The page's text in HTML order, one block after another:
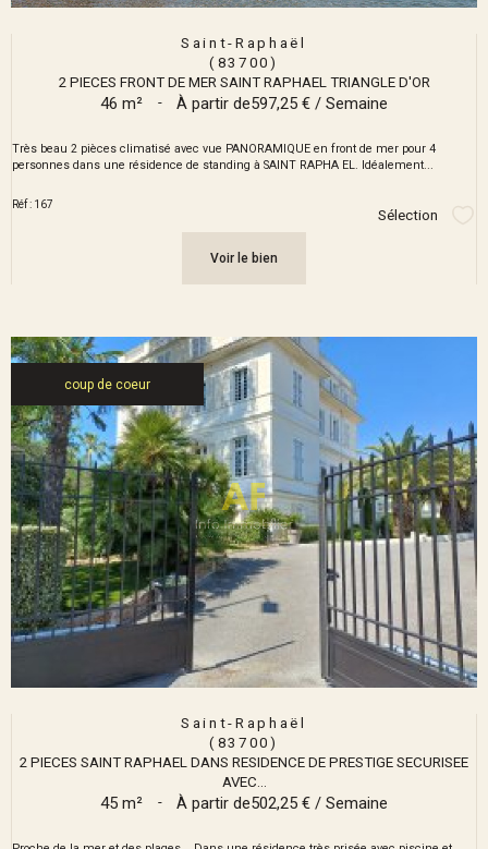
Saint-Raphaël
(83700)
2 PIECES FRONT DE MER SAINT RAPHAEL TRIANGLE D'OR
46 m² - À partir de597,25 € / Semaine
Très beau 2 pièces climatisé avec vue PANORAMIQUE en front de mer pour 4
personnes dans une résidence de standing à SAINT RAPHA EL. Idéalement...
Réf : 167
Sélection
Voir le bien
coup de coeur
Saint-Raphaël
(83700)
2 PIECES SAINT RAPHAEL DANS RESIDENCE DE PRESTIGE SECURISEE
AVEC...
45 m² - À partir de502,25 € / Semaine